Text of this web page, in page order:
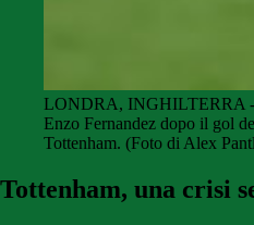
LONDRA, INGHILTERRA -
Enzo Fernandez dopo il gol
Tottenham. (Foto di Alex
Tottenham, una crisi